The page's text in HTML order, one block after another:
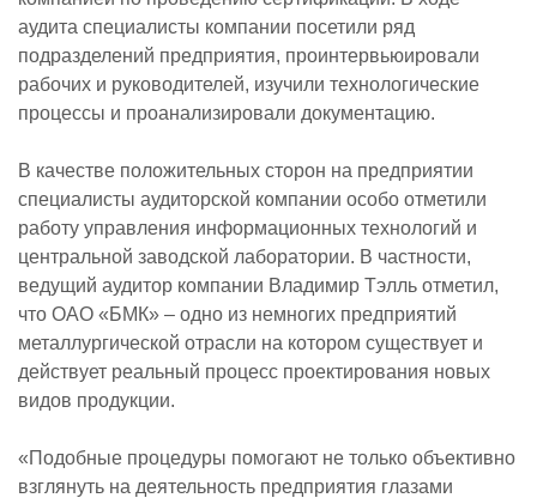
аудита специалисты компании посетили ряд
подразделений предприятия, проинтервьюировали
рабочих и руководителей, изучили технологические
процессы и проанализировали документацию.
В качестве положительных сторон на предприятии
специалисты аудиторской компании особо отметили
работу управления информационных технологий и
центральной заводской лаборатории. В частности,
ведущий аудитор компании Владимир Тэлль отметил,
что ОАО «БМК» – одно из немногих предприятий
металлургической отрасли на котором существует и
действует реальный процесс проектирования новых
видов продукции.
«Подобные процедуры помогают не только объективно
взглянуть на деятельность предприятия глазами